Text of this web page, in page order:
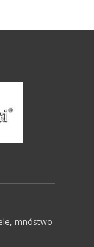
mnóstwo